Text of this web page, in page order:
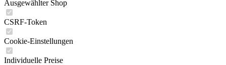
Ausgewählter Shop
CSRF-Token
Cookie-Einstellungen
Individuelle Preise